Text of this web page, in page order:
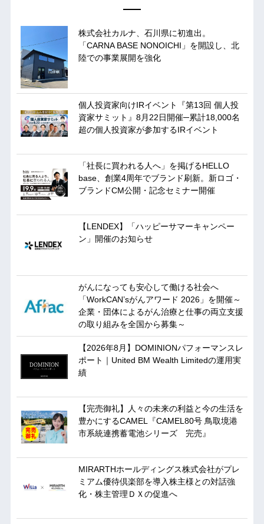
株式会社カルナ、石川県に初進出。
「CARNA BASE NONOICHI」を開設し、北
陸での事業展開を強化
個人投資家向けIRイベント『第13回 個人投
資家サミット』8月22日開催─累計18,000名
超の個人投資家が参加するIRイベント
「社長に買われる人へ」を掲げるHELLO
base、創業4周年でブランド刷新。新ロゴ・
ブランドCM公開・記念セミナー開催
【LENDEX】「ハッピーサマーキャンペー
ン」開催のお知らせ
がんになっても安心して働ける社会へ
「WorkCAN’sがんアワード 2026」を開催～
企業・団体によるがん治療と仕事の両立支援
の取り組みを全国から募集～
【2026年8月】DOMINIONパフォーマンスレ
ポート｜United BM Wealth Limitedの運用実
績
【完売御礼】人々の未来の利益と今の生活を
豊かにするCAMEL『CAMEL80号 鳥取境港
市系統連携蓄電池シリーズ 完売』
MIRARTHホールディングス株式会社がプレ
ミアム優待倶楽部を導入株主様との対話強
化・株主管理ＤＸの促進へ